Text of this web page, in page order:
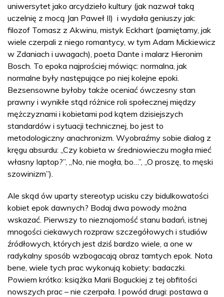
uniwersytet jako arcydzieło kultury (jak nazwał taką
uczelnię z mocą Jan Paweł II) i wydała geniuszy jak:
filozof Tomasz z Akwinu, mistyk Eckhart (pamiętamy, jak
wiele czerpali z niego romantycy, w tym Adam Mickiewicz
w Zdaniach i uwagach), poeta Dante i malarz Hieronim
Bosch. To epoka najprościej mówiąc: normalna, jak
normalne były następujące po niej kolejne epoki.
Bezsensowne byłoby także oceniać ówczesny stan
prawny i wynikłe stąd różnice roli społecznej między
mężczyznami i kobietami pod kątem dzisiejszych
standardów i sytuacji technicznej, bo jest to
metodologiczny anachronizm. Wyobraźmy sobie dialog z
kręgu absurdu: „Czy kobieta w średniowieczu mogła mieć
własny laptop?”, „No, nie mogła, bo…”, „O proszę, to męski
szowinizm”).
Ale skąd ów uparty stereotyp ucisku czy bidulkowatości
kobiet epok dawnych? Bodaj dwa powody można
wskazać. Pierwszy to nieznajomość stanu badań, istnej
mnogości ciekawych rozpraw szczegółowych i studiów
źródłowych, których jest dziś bardzo wiele, a one w
radykalny sposób wzbogacają obraz tamtych epok. Nota
bene, wiele tych prac wykonują kobiety: badaczki.
Powiem krótko: książka Marii Boguckiej z tej obfitości
nowszych prac – nie czerpała. I powód drugi: postawa a